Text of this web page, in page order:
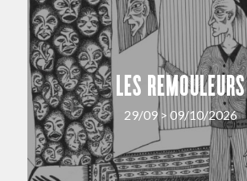
LES REMOULEURS
29/09 > 09/10/2026